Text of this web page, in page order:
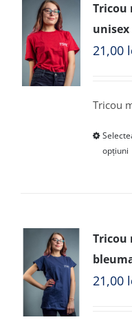
Tricou
unisex
21,00
Tricou
opțiuni
Tricou
21,00